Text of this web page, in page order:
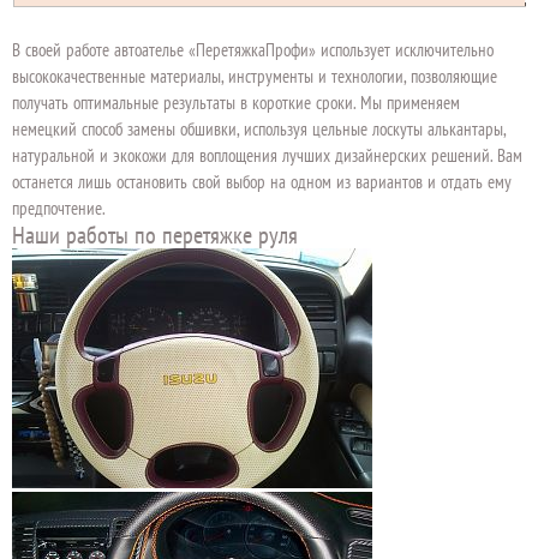
В своей работе автоателье «ПеретяжкаПрофи» использует исключительно
высококачественные материалы, инструменты и технологии, позволяющие
получать оптимальные результаты в короткие сроки. Мы применяем
немецкий способ замены обшивки, используя цельные лоскуты алькантары,
натуральной и экокожи для воплощения лучших дизайнерских решений. Вам
останется лишь остановить свой выбор на одном из вариантов и отдать ему
предпочтение.
Наши работы по перетяжке руля